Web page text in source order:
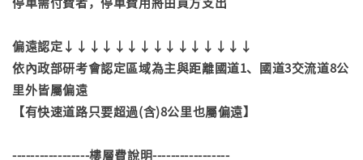
偏遠認定↓↓↓↓↓↓↓↓↓↓↓↓↓↓↓
依內政部研考會認定區域為主與距離國道1、國道3交流道8公
里外皆屬偏遠
【有快速道路只要超過(含)8公里也屬偏遠】
-----------------樓層費說明-----------------